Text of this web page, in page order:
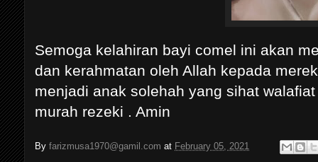
Semoga kelahiran bayi comel ini akan
dan kerahmatan oleh Allah kepada
menjadi anak solehah yang sihat
murah rezeki . Amin
Byfarizmusa1970@gamil.com at February 05, 2021